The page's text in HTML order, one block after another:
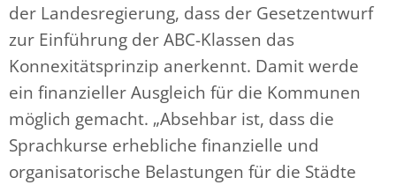
der Landesregierung, dass der Gesetzentwurf
zur Einführung der ABC-Klassen das
Konnexitätsprinzip anerkennt. Damit werde
ein finanzieller Ausgleich für die Kommunen
möglich gemacht. „Absehbar ist, dass die
Sprachkurse erhebliche finanzielle und
organisatorische Belastungen für die Städte